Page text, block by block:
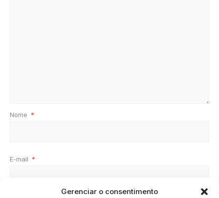
Gerenciar o consentimento
Nome *
E-mail *